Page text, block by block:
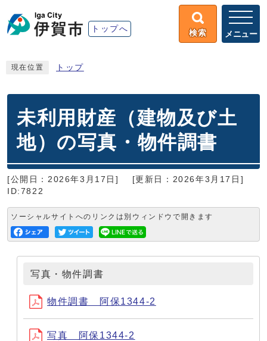
トップへ 検索 メニュー
現在位置 トップ
未利用財産（建物及び土
地）の写真・物件調書
[公開日：2026年3月17日]
[更新日：2026年3月17日]
ID:7822
ソーシャルサイトへのリンクは別ウィンドウで開きます
写真・物件調書
物件調書 阿保1344-2
写真 阿保1344-2